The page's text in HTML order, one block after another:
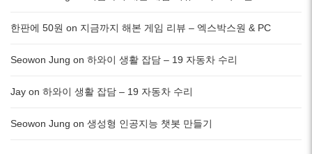
한판에 50원 on 지금까지 해본 게임 리뷰 – 엑스박스원 & PC
Seowon Jung on 하와이 생활 잡담 – 19 자동차 수리
Jay on 하와이 생활 잡담 – 19 자동차 수리
Seowon Jung on 생성형 인공지능 챗봇 만들기